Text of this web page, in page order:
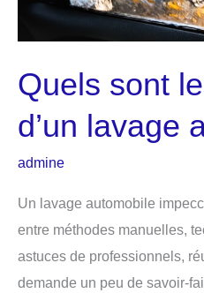
Quels sont
d’un lavage
admine
Un lavage automobile
entre méthodes manuelles,
astuces de professionnels,
demande un peu de savoir-